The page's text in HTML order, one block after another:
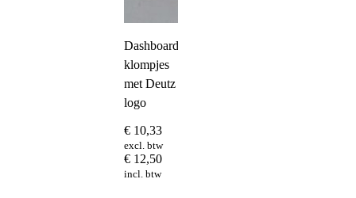
Dashboard
klompjes
met Deutz
logo
€ 10,33
excl. btw
€ 12,50
incl. btw